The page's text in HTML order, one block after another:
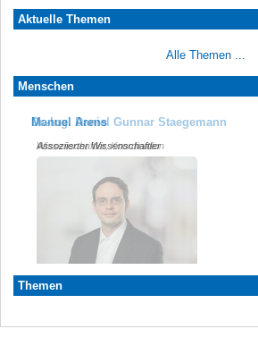
Aktuelle Themen
Alle Themen ...
Menschen
Dr.-Ing. Daniel Gunnar Staegemann
Wissenschaftler, Koordination
Manuel Arens
Assoziierter Wissenschaftler
Themen